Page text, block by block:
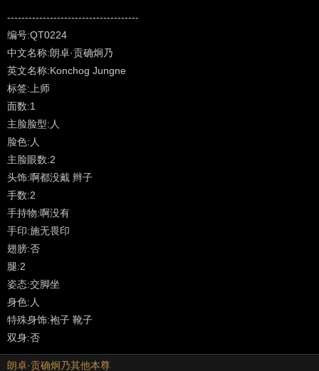
持并显现了成就验相。示现密咒者形相，仅专注意密，即能显示猛厉
大天铁霹雳如箭般放射之神变，为莲师意子中之佼佼者，乃圆满任运
如海密咒法理之大自在瑜伽士。
颂曰：朗卓贡确抛雷如射箭！
-------------------------------------
编号:QT0224
中文名称:朗卓·贡确炯乃
英文名称:Konchog Jungne
标签:上师
面数:1
主脸脸型:人
脸色:人
主脸眼数:2
头饰:啊都没戴 辫子
手数:2
手持物:啊没有
手印:施无畏印
翅膀:否
腿:2
姿态:交脚坐
身色:人
特殊身饰:袍子 靴子
双身:否
朗卓·贡确炯乃其他本尊